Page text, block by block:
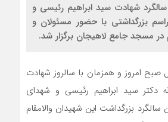
شهادت سید ابراهیم رئیسی و
بزرگداشتی با حضور مسئولان و
مسجد جامع لاهیجان برگزار شد.
امروز و همزمان با سالروز شهادت
دکتر سید ابراهیم رئیسی و شهدای
بزرگداشت این شهیدان والامقام